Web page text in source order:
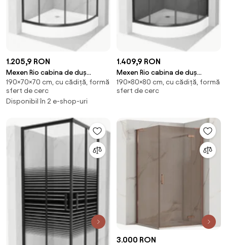
1.205,9 RON
Mexen Rio cabina de duș
semicirculară 70 x 70 cm, benzi
negre, negru + cadă de duș, alb
- 863-070-070-70-20-4710
190×70×70 cm, cu cădiță, formă
sfert de cerc
Disponibil în 2 e-shop-uri
1.409,9 RON
Mexen Rio cabina de duș
semirotundă 80 x 80 cm, grafit,
neagră + cadă de duș, albă -
190×80×80 cm, cu cădiță, formă
sfert de cerc
3.000 RON